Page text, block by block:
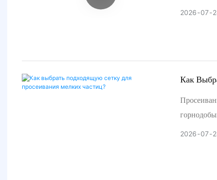
ротор —
Multotec,
Основные
✔️
✔️
2026 07
Как
лучшим
2026 07